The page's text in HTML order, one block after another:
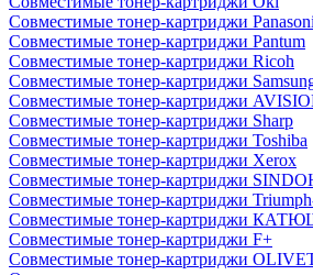
Совместимые тонер-картриджи
Совместимые тонер-картриджи Pantum
Совместимые тонер-картриджи Ricoh
Совместимые тонер-картриджи
Совместимые тонер-картриджи
Совместимые тонер-картриджи Sharp
Совместимые тонер-картриджи Toshiba
Совместимые тонер-картриджи Xerox
Совместимые тонер-картриджи
Совместимые тонер-картриджи
Совместимые тонер-картриджи
Совместимые тонер-картриджи F+
Совместимые тонер-картриджи